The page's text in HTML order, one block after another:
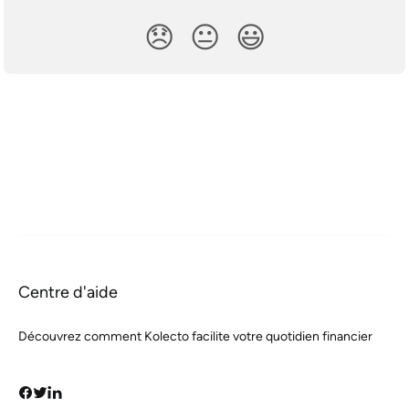
😞 😐 😃
Centre d'aide
Découvrez comment Kolecto facilite votre quotidien financier